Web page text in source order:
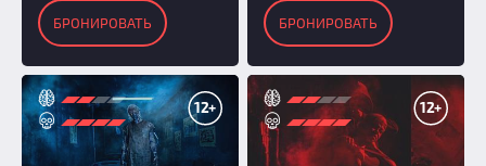
БРОНИРОВАТЬ БРОНИРОВАТЬ
12+ 12+